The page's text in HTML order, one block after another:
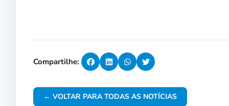
Compartilhe:
← VOLTAR PARA TODAS AS NOTÍCIAS